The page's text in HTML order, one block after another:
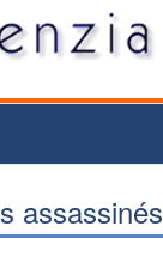
assassinés